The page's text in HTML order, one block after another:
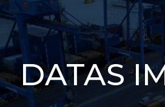
DATAS